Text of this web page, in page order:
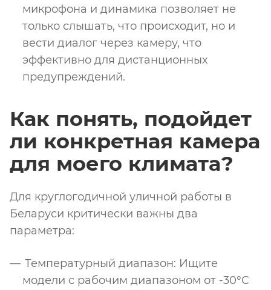
микрофона и динамика позволяет не
только слышать, что происходит, но и
вести диалог через камеру, что
эффективно для дистанционных
предупреждений.
Как понять, подойдет
ли конкретная камера
для моего климата?
Для круглогодичной уличной работы в
Беларуси критически важны два
параметра:
Температурный диапазон: Ищите
модели с рабочим диапазоном от -30°C